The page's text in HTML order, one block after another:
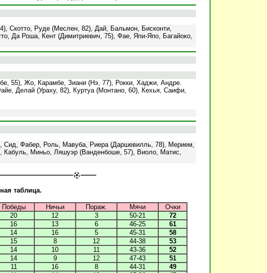
Скотто, Руде (Меслен, 82), Дай, Бальмон, Бисконти,
Да Роша, Кент (Димитриевич, 75), Фае, Япи-Япо, Багайоко,
55), Жо, Карамбе, Зиани (Нэ, 77), Рокки, Хаджи, Андре.
Делай (Ураху, 82), Куртуа (Монтано, 60), Кехья, Саифи,
Фабер, Роль, Мавуба, Риера (Даршевилль, 78), Мерием,
Кабуль, Миньо, Ляшуэр (Ванденбоше, 57), Виоло, Матис,
таблица.
Победы Ничьи Пораж. Мячи
Очки
20 12 3 50-21
72
16 13 6 46-25
61
14 16 5 45-31
58
15 8 12 44-38
53
14 10 11 43-36
52
14 9 12 47-43
51
11 16 8 44-31
49